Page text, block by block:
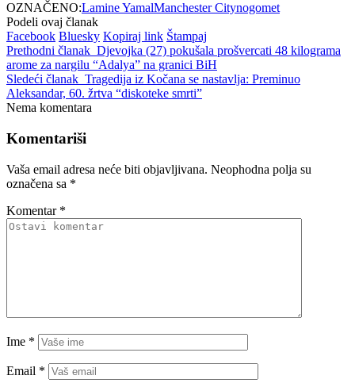
OZNAČENO:Lamine YamalManchester Citynogomet
Podeli ovaj članak
Facebook Bluesky Kopiraj link Štampaj
Prethodni članak Djevojka (27) pokušala prošvercati 48 kilograma
arome za nargilu “Adalya” na granici BiH
Sledeći članak Tragedija iz Kočana se nastavlja: Preminuo
Aleksandar, 60. žrtva “diskoteke smrti”
Nema komentara
Komentariši
Vaša email adresa neće biti objavljivana. Neophodna polja su
označena sa *
Komentar *
Ime *
Email *